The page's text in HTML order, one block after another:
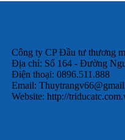
Công ty CP Đầu tư thương
Địa chỉ: Số 164 - Đường
Điện thoại: 0896.511.888
Email:
Website: http://